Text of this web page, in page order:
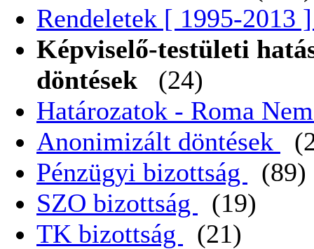
Rendeletek [ 1995-2013
Képviselő-testületi
döntések
(24)
Határozatok - Roma
Anonimizált döntések
Pénzügyi bizottság
(89)
SZO bizottság
(19)
TK bizottság
(21)